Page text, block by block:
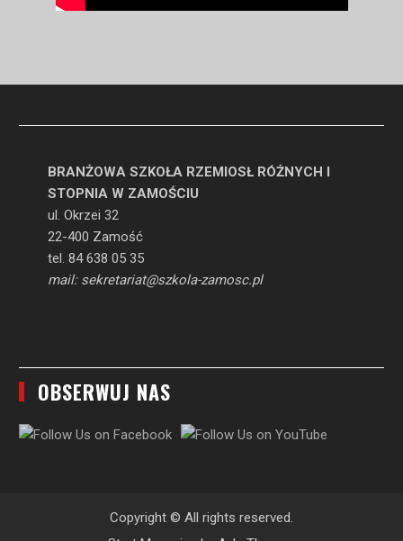
BRANŻOWA SZKOŁA RZEMIOSŁ RÓŻNYCH I
STOPNIA W ZAMOŚCIU
ul. Okrzei 32
22-400 Zamość
tel. 84 638 05 35
mail: sekretariat@szkola-zamosc.pl
OBSERWUJ NAS
Copyright © All rights reserved.